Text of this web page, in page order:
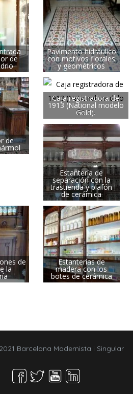
de
Pavimento hidráulico
con motivos florales
y geométricos
de
Caja registradora de
1913 (National modelo
Gold).
Estantería de
separación con la
trastienda y plafón
de cerámica
de
la
Estanterías de
madera con los
botes de cerámica
Barcelona Modernista i Singular